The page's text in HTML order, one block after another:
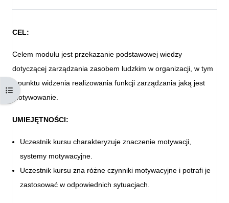
Otwórz indeks kursu
CEL:
Celem modułu jest przekazanie podstawowej wiedzy
dotyczącej zarządzania zasobem ludzkim w organizacji, w tym
z punktu widzenia realizowania funkcji zarządzania jaką jest
motywowanie.
UMIEJĘTNOŚCI:
Uczestnik kursu charakteryzuje znaczenie motywacji,
systemy motywacyjne.
Uczestnik kursu zna różne czynniki motywacyjne i potrafi je
zastosować w odpowiednich sytuacjach.